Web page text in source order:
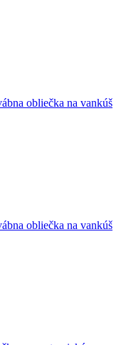
obliečka na vankúš
obliečka na vankúš